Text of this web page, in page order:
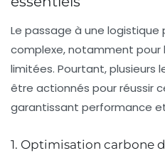
Le passage à une
complexe, notamment pour
limitées. Pourtant, plusieurs
être actionnés pour réussir
garantissant performance
1. Optimisation carbone